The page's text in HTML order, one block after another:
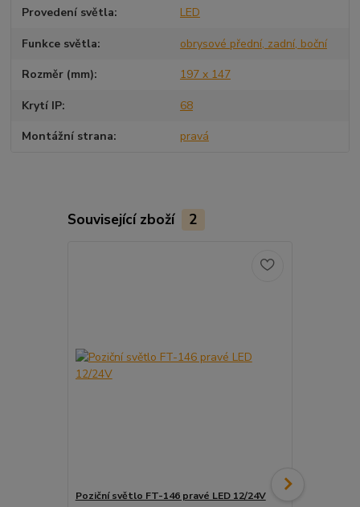
Provedení světla LED
Funkce světla obrysové přední, zadní, boční
Rozměr (mm) 197 x 147
Krytí IP 68
Montážní strana pravá
Související zboží 2
Poziční světlo FT-146 pravé LED 12/24V